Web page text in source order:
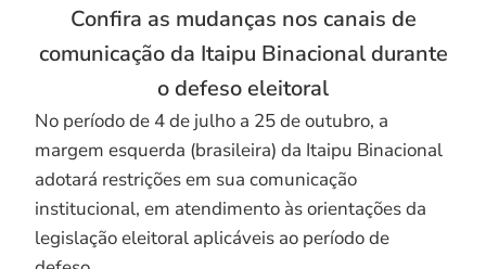
Confira as mudanças nos canais de
comunicação da Itaipu Binacional durante
o defeso eleitoral
No período de 4 de julho a 25 de outubro, a
margem esquerda (brasileira) da Itaipu Binacional
adotará restrições em sua comunicação
institucional, em atendimento às orientações da
legislação eleitoral aplicáveis ao período de